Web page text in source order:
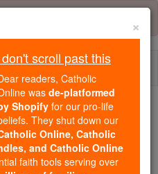
scroll past this
readers, Catholic Online
de-platformed by Shopify
×
scroll past this
readers, Catholic
wasde-platformed
Shopify for our pro-life
They shut down our
Online, Catholic
and Catholic Online
faith tools serving over